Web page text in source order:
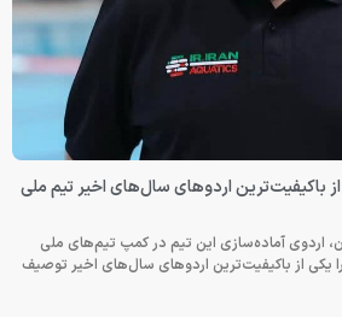
باکیفیت‌ترین اردوهای سال‌های اخیر تیم ملی
اردوی آماده‌سازی این تیم در کمپ تیم‌های ملی
یکی از باکیفیت‌ترین اردوهای سال‌های اخیر توصیف